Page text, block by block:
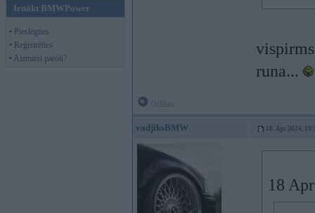
Ienākt BMWPower
• Pieslēgties
• Reģistrēties
• Aizmirsi paroli?
runa...
vadjiksBMW 18. Apr 2024,
18